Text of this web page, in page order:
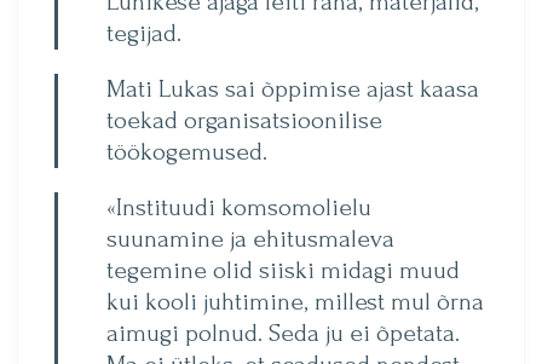
tegijad.
Mati Lukas sai õppimise ajast kaasa
toekad organisat­sioonilise
töökogemused.
«Instituudi komsomolielu
suunamine ja ehitusmaleva
tegemine olid siiski midagi muud
kui kooli juhtimine, millest mul õrna
aimugi polnud. Seda ju ei õpetata.